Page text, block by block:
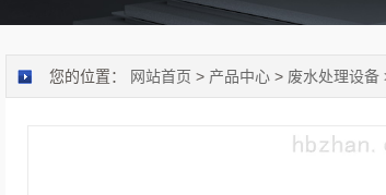
您的位置： 网站首页 > 产品中心 > 废水处理设备